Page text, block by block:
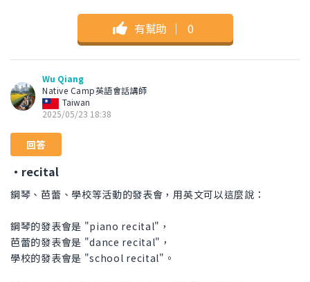
有幫助 ｜ 0
Wu Qiang
Native Camp英語會話講師
Taiwan
2025/05/23 18:38
回答
・recital
鋼琴、芭蕾、學校等活動的發表會，用英文可以這麼說：
鋼琴的發表會是 "piano recital"，
芭蕾的發表會是 "dance recital"，
學校的發表會是 "school recital"。